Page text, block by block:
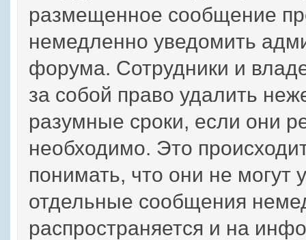
размещенное сообщение
немедленно уведомить
форума. Сотрудники и
за собой право удалить
разумные сроки, если они
необходимо. Это
понимать, что они не могут
отдельные сообщения
распространяется и на